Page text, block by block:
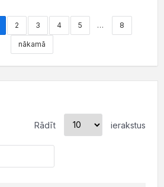
2 3 4 5 … 8
nākamā
Rādīt ierakstus